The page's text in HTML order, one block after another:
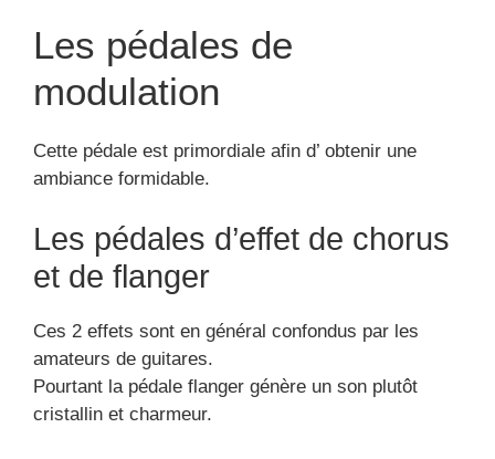
Les pédales de
modulation
Cette pédale est primordiale afin d’ obtenir une
ambiance formidable.
Les pédales d’effet de chorus
et de flanger
Ces 2 effets sont en général confondus par les
amateurs de guitares.
Pourtant la pédale flanger génère un son plutôt
cristallin et charmeur.